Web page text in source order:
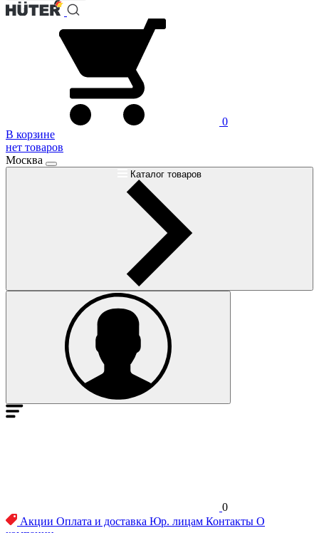
0
В корзине
нет товаров
Москва
Каталог товаров
0
Акции Оплата и доставка Юр. лицам Контакты О